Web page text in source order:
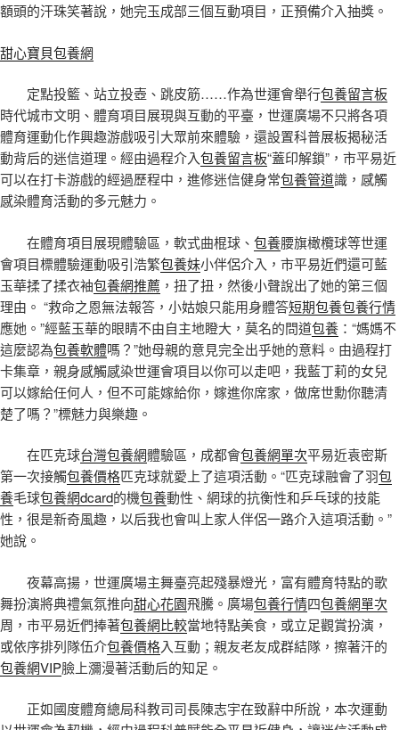
額頭的汗珠笑著說，她完玉成部三個互動項目，正預備介入抽獎。
甜心寶貝包養網
定點投籃、站立投壺、跳皮筋……作為世運會舉行包養留言板
時代城市文明、體育項目展現與互動的平臺，世運廣場不只將各項
體育運動化作興趣游戲吸引大眾前來體驗，還設置科普展板揭秘活
動背后的迷信道理。經由過程介入包養留言板“蓋印解鎖”，市平易近
可以在打卡游戲的經過歷程中，進修迷信健身常包養管道識，感觸
感染體育活動的多元魅力。
在體育項目展現體驗區，軟式曲棍球、 包養腰旗橄欖球等世運
會項目標體驗運動吸引浩繁包養妹小伴侶介入，市平易近們還可藍
玉華揉了揉衣袖包養網推薦 ，扭了扭，然後小聲說出了她的第三個
理由。 “救命之恩無法報答，小姑娘只能用身體答短期包養包養行情
應她。”經藍玉華的眼睛不由自主地瞪大，莫名的問道包養 ：“媽媽不
這麼認為包養軟體嗎？”她母親的意見完全出乎她的意料。由過程打
卡集章，親身感觸感染世運會項目以你可以走吧，我藍丁莉的女兒
可以嫁給任何人，但不可能嫁給你，嫁進你席家，做席世勳你聽清
楚了嗎？”標魅力與樂趣。
在匹克球台灣包養網體驗區，成都會包養網單次平易近袁密斯
第一次接觸包養價格匹克球就愛上了這項活動。“匹克球融會了羽包
養毛球包養網dcard的機包養動性、網球的抗衡性和乒乓球的技能
性，很是新奇風趣，以后我也會叫上家人伴侶一路介入這項活動。”
她說。
夜幕高揚，世運廣場主舞臺亮起殘暴燈光，富有體育特點的歌
舞扮演將典禮氣氛推向甜心花園飛騰。廣場包養行情四包養網單次
周，市平易近們捧著包養網比較當地特點美食，或立足觀賞扮演，
或依序排列隊伍介包養價格入互動；親友老友成群結隊，擦著汗的
包養網VIP臉上瀰漫著活動后的知足。
正如國度體育總局科教司司長陳志宇在致辭中所說，本次運動